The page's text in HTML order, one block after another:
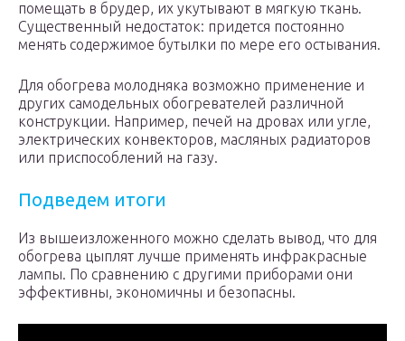
помещать в брудер, их укутывают в мягкую ткань.
Существенный недостаток: придется постоянно
менять содержимое бутылки по мере его остывания.
Для обогрева молодняка возможно применение и
других самодельных обогревателей различной
конструкции. Например, печей на дровах или угле,
электрических конвекторов, масляных радиаторов
или приспособлений на газу.
Подведем итоги
Из вышеизложенного можно сделать вывод, что для
обогрева цыплят лучше применять инфракрасные
лампы. По сравнению с другими приборами они
эффективны, экономичны и безопасны.